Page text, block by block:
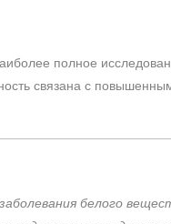
полное
связана с
белого